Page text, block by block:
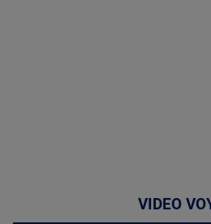
VIDEO